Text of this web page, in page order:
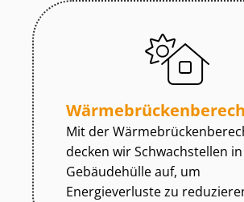
Mit der
decken wir Schwachstellen
Gebäudehülle auf, um
Energieverluste zu